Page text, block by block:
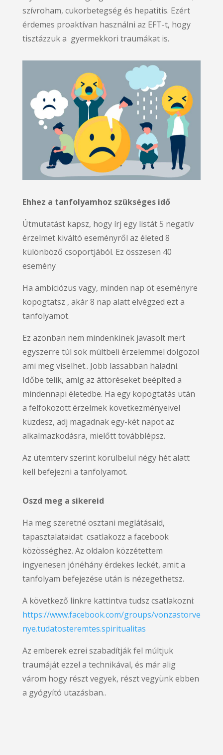
szívroham, cukorbetegség és hepatitis. Ezért
érdemes proaktívan használni az EFT-t, hogy
tisztázzuk a gyermekkori traumákat is.
Ehhez a tanfolyamhoz szükséges idő
Útmutatást kapsz, hogy írj egy listát 5 negatív
érzelmet kiváltó eseményről az életed 8
különböző csoportjából. Ez összesen 40
esemény
Ha ambiciózus vagy, minden nap öt eseményre
kopogtatsz , akár 8 nap alatt elvégzed ezt a
tanfolyamot.
Ez azonban nem mindenkinek javasolt mert
egyszerre túl sok múltbeli érzelemmel dolgozol
ami meg viselhet.. Jobb lassabban haladni.
Időbe telik, amíg az áttöréseket beépíted a
mindennapi életedbe. Ha egy kopogtatás után
a felfokozott érzelmek következményeivel
küzdesz, adj magadnak egy-két napot az
alkalmazkodásra, mielőtt továbblépsz.
Az ütemterv szerint körülbelül négy hét alatt
kell befejezni a tanfolyamot.
Oszd meg a sikereid
Ha meg szeretné osztani meglátásaid,
tapasztalataidat csatlakozz a facebook
közösséghez. Az oldalon közzétettem
ingyenesen jónéhány érdekes leckét, amit a
tanfolyam befejezése után is nézegethetsz.
A következő linkre kattintva tudsz csatlakozni:
https://www.facebook.com/groups/vonzastorve
nye.tudatosteremtes.spiritualitas
Az emberek ezrei szabadítják fel múltjuk
traumáját ezzel a technikával, és már alig
várom hogy részt vegyek, részt vegyünk ebben
a gyógyító utazásban..